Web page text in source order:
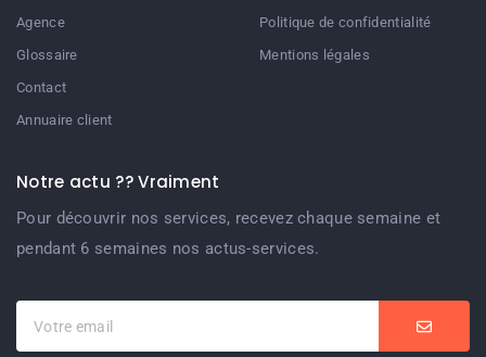
Agence
Glossaire
Contact
Annuaire client
Politique de confidentialité
Mentions légales
Notre actu ?? Vraiment
Pour découvrir nos services, recevez chaque semaine et
pendant 6 semaines nos actus-services.